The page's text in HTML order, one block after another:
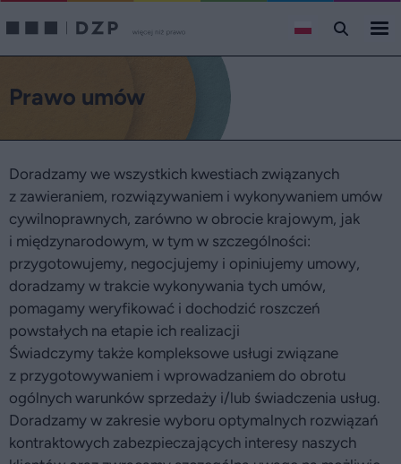
Prawo umów
Doradzamy we wszystkich kwestiach związanych
z zawieraniem, rozwiązywaniem i wykonywaniem umów
cywilnoprawnych, zarówno w obrocie krajowym, jak
i międzynarodowym, w tym w szczególności:
przygotowujemy, negocjujemy i opiniujemy umowy,
doradzamy w trakcie wykonywania tych umów,
pomagamy weryfikować i dochodzić roszczeń
powstałych na etapie ich realizacji
Świadczymy także kompleksowe usługi związane
z przygotowywaniem i wprowadzaniem do obrotu
ogólnych warunków sprzedaży i/lub świadczenia usług.
Doradzamy w zakresie wyboru optymalnych rozwiązań
kontraktowych zabezpieczających interesy naszych